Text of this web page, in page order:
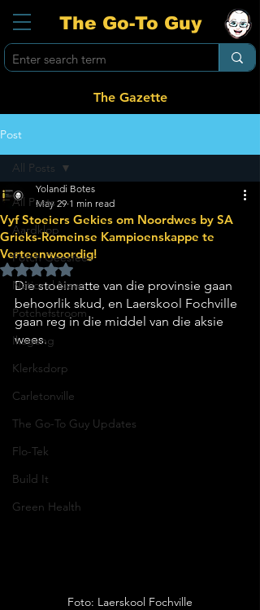
The Go-To Guy
The Gazette
Post
All Posts
Aardklop
Potch Geesfees
National News
Potchefstroom
Ikageng
Klerksdorp
Carletonville
The Go-To Guy Updates
Flo-Tek
Build It
Green Health
All Posts
Vyf Stoeiers Gekies om Noordwes by SA
Grieks-Romeinse Kampioenskappe te
Verteenwoordig!
Yolandi Botes
May 29 1 min read
Rated NaN out of 5 stars.
Die stoeimatte van die provinsie gaan
behoorlik skud, en Laerskool Fochville
gaan reg in die middel van die aksie
wees.
Foto: Laerskool Fochville